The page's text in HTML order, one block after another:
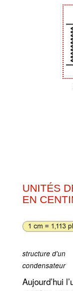
UNITÉS
EN
structure d'un
condensateur
Aujourd’hui